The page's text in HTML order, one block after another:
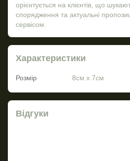
орієнтується на клієнтів, що
спорядження та актуальні
сервісом.
Характеристики
Розмір 8см х 7см
Відгуки